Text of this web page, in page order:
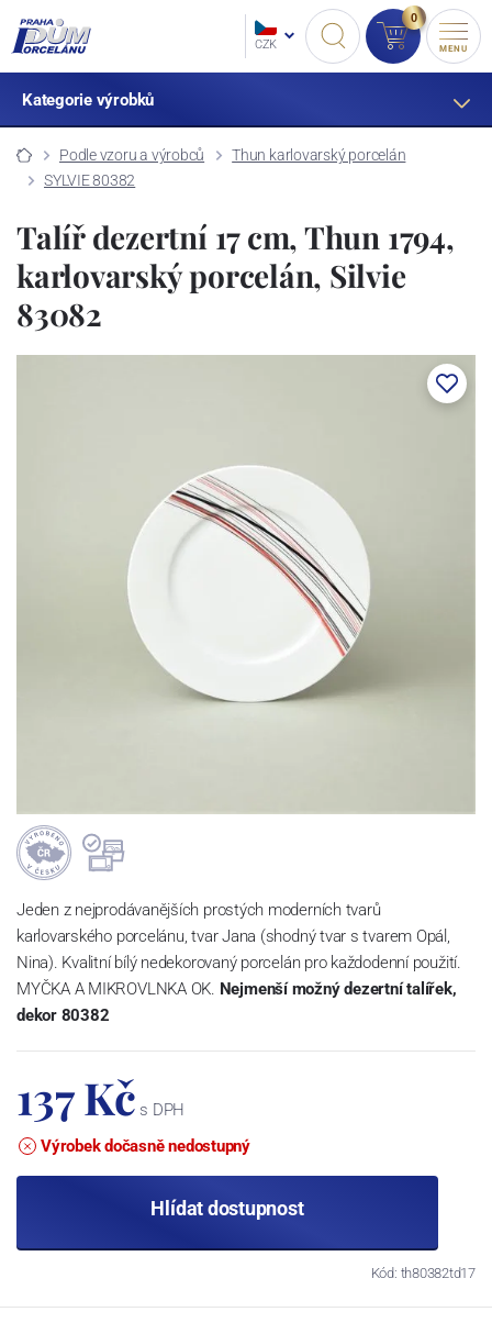
CZK
0
MENU
Kategorie výrobků
Podle vzoru a výrobců
Thun karlovarský porcelán
SYLVIE 80382
Talíř dezertní 17 cm, Thun 1794,
karlovarský porcelán, Silvie
83082
Jeden z nejprodávanějších prostých moderních tvarů
karlovarského porcelánu, tvar Jana (shodný tvar s tvarem Opál,
Nina). Kvalitní bílý nedekorovaný porcelán pro každodenní použití.
MYČKA A MIKROVLNKA OK. Nejmenší možný dezertní talířek,
dekor 80382
137 Kč s DPH
Výrobek dočasně nedostupný
Hlídat dostupnost
Kód: th80382td17